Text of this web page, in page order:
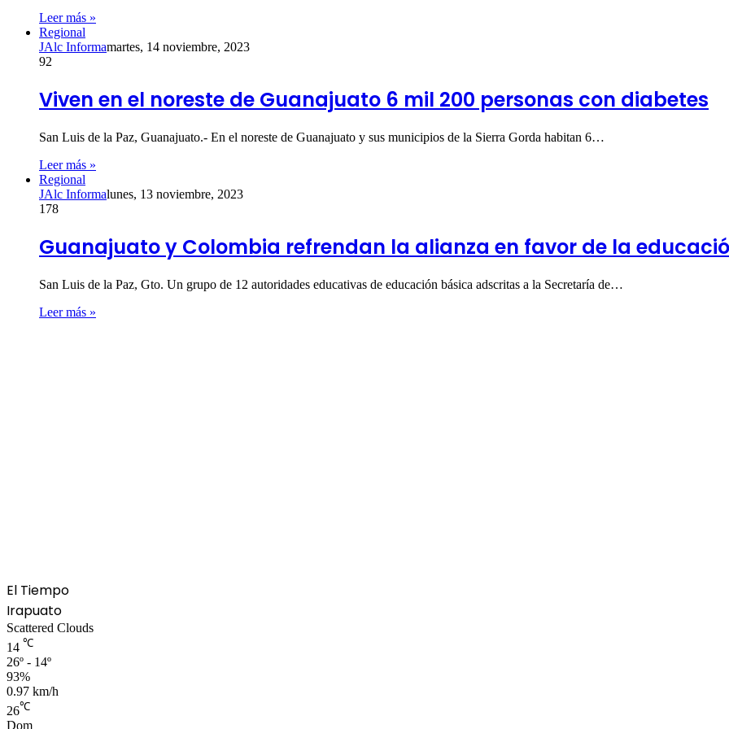
Leer más »
Regional
JAlc Informamartes, 14 noviembre, 2023
92
Viven en el noreste de Guanajuato 6 mil 200 personas con diabetes
San Luis de la Paz, Guanajuato.- En el noreste de Guanajuato y sus municipios de la Sierra Gorda habitan 6…
Leer más »
Regional
JAlc Informalunes, 13 noviembre, 2023
178
Guanajuato y Colombia refrendan la alianza en favor de la
San Luis de la Paz, Gto. Un grupo de 12 autoridades educativas de educación básica adscritas a la Secretaría de…
Leer más »
El Tiempo
Irapuato
Scattered Clouds
14 ℃
26º - 14º
93%
0.97 km/h
26℃
Dom